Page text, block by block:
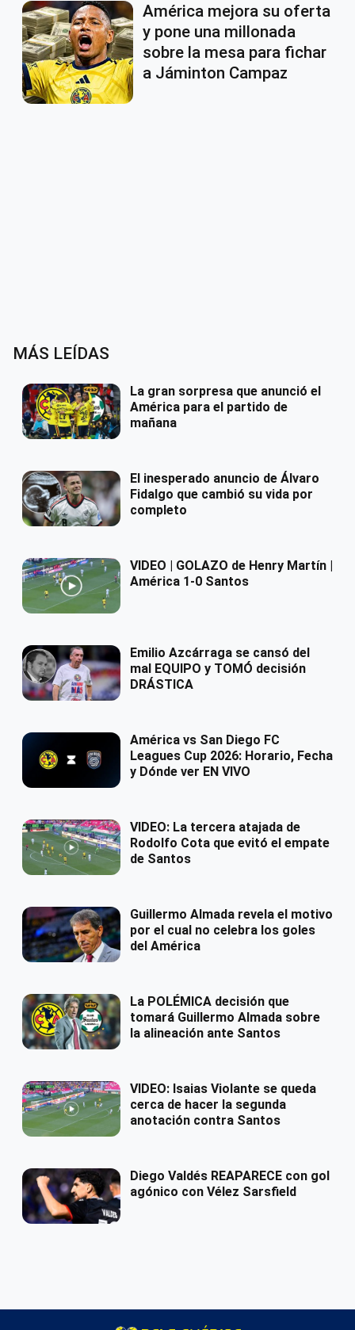
América mejora su oferta
y pone una millonada
sobre la mesa para fichar
a Jáminton Campaz
MÁS LEÍDAS
La gran sorpresa que anunció el
América para el partido de
mañana
El inesperado anuncio de Álvaro
Fidalgo que cambió su vida por
completo
VIDEO | GOLAZO de Henry Martín |
América 1-0 Santos
Emilio Azcárraga se cansó del
mal EQUIPO y TOMÓ decisión
DRÁSTICA
América vs San Diego FC
Leagues Cup 2026: Horario, Fecha
y Dónde ver EN VIVO
VIDEO: La tercera atajada de
Rodolfo Cota que evitó el empate
de Santos
Guillermo Almada revela el motivo
por el cual no celebra los goles
del América
La POLÉMICA decisión que
tomará Guillermo Almada sobre
la alineación ante Santos
VIDEO: Isaias Violante se queda
cerca de hacer la segunda
anotación contra Santos
Diego Valdés REAPARECE con gol
agónico con Vélez Sarsfield